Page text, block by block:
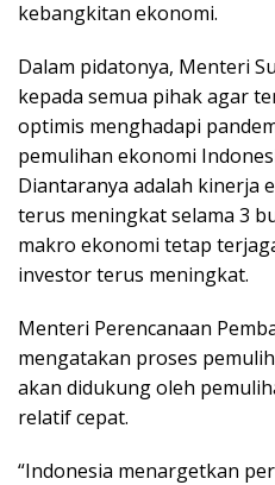
kebangkitan ekonomi.
Dalam pidatonya, Menteri
kepada semua pihak agar
optimis menghadapi
pemulihan ekonomi
Diantaranya adalah kinerja
terus meningkat selama 3
makro ekonomi tetap
investor terus meningkat.
Menteri Perencanaan
mengatakan proses
akan didukung oleh
relatif cepat.
“Indonesia menargetkan